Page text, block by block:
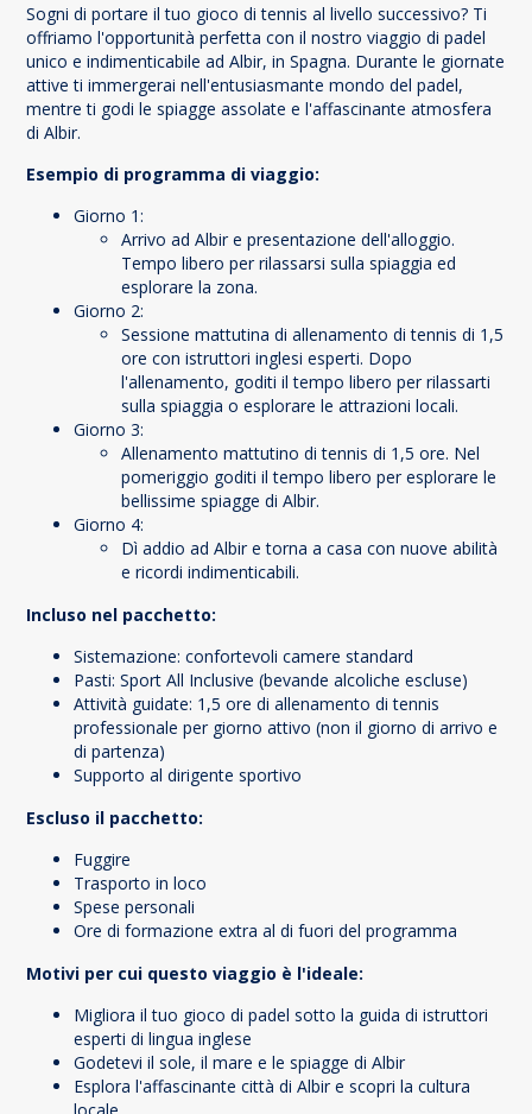
Sogni di portare il tuo gioco di tennis al livello successivo? Ti
offriamo l'opportunità perfetta con il nostro viaggio di padel
unico e indimenticabile ad Albir, in Spagna. Durante le giornate
attive ti immergerai nell'entusiasmante mondo del padel,
mentre ti godi le spiagge assolate e l'affascinante atmosfera
di Albir.
Esempio di programma di viaggio:
Giorno 1:
Arrivo ad Albir e presentazione dell'alloggio.
Tempo libero per rilassarsi sulla spiaggia ed
esplorare la zona.
Giorno 2:
Sessione mattutina di allenamento di tennis di 1,5
ore con istruttori inglesi esperti. Dopo
l'allenamento, goditi il tempo libero per rilassarti
sulla spiaggia o esplorare le attrazioni locali.
Giorno 3:
Allenamento mattutino di tennis di 1,5 ore. Nel
pomeriggio goditi il tempo libero per esplorare le
bellissime spiagge di Albir.
Giorno 4:
Dì addio ad Albir e torna a casa con nuove abilità
e ricordi indimenticabili.
Incluso nel pacchetto:
Sistemazione: confortevoli camere standard
Pasti: Sport All Inclusive (bevande alcoliche escluse)
Attività guidate: 1,5 ore di allenamento di tennis
professionale per giorno attivo (non il giorno di arrivo e
di partenza)
Supporto al dirigente sportivo
Escluso il pacchetto:
Fuggire
Trasporto in loco
Spese personali
Ore di formazione extra al di fuori del programma
Motivi per cui questo viaggio è l'ideale:
Migliora il tuo gioco di padel sotto la guida di istruttori
esperti di lingua inglese
Godetevi il sole, il mare e le spiagge di Albir
Esplora l'affascinante città di Albir e scopri la cultura